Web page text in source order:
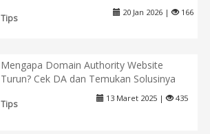
Tips
20 Jan 2026 | 166
Mengapa Domain Authority Website
Turun? Cek DA dan Temukan Solusinya
Tips
13 Maret 2025 | 435